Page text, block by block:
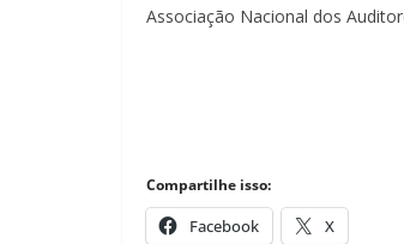
Associação Nacional dos
Compartilhe isso:
Facebook X